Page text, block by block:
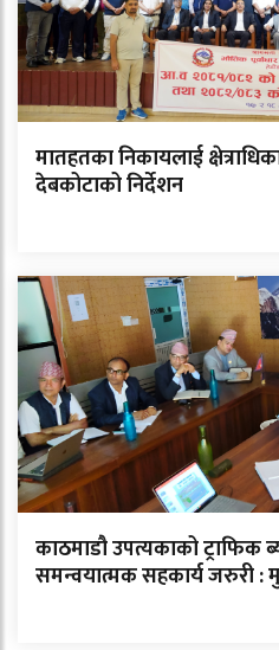
मातहतका निकायलाई
देबकोटाको निर्देशन
काठमाडौ उपत्यकाको ट्राफिक
समन्वयात्मक सहकार्य जरुरी :